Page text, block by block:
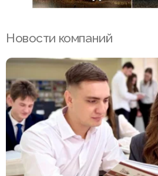
Новости компаний